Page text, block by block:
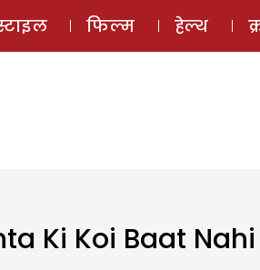
ई-मैगज़ीन
फिल्म हेल्थ
Ki Koi Baat Nahi